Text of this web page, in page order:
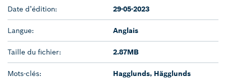
Date d’édition: 29-05-2023
Langue: Anglais
Taille du fichier: 2.87MB
Mots-clés: Hagglunds, Hägglunds